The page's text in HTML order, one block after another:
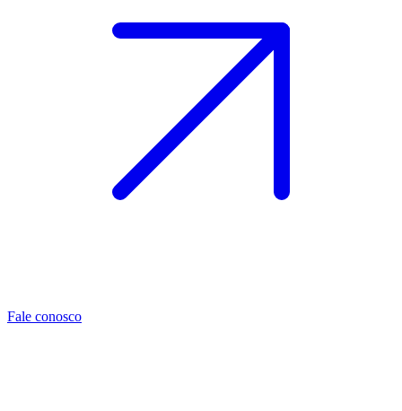
Fale conosco